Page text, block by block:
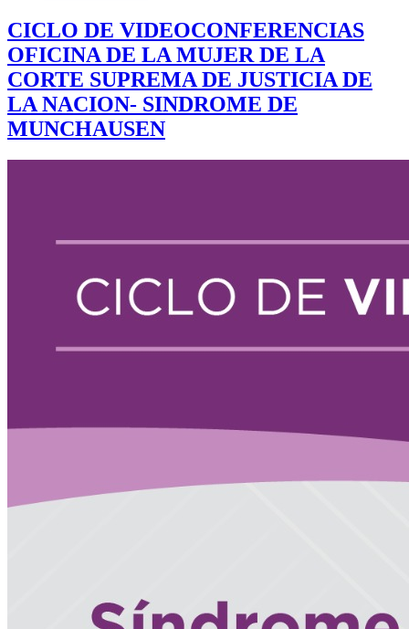
CICLO DE VIDEOCONFERENCIAS
OFICINA DE LA MUJER DE LA
CORTE SUPREMA DE JUSTICIA DE
LA NACION- SINDROME DE
MUNCHAUSEN